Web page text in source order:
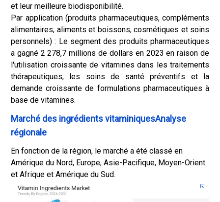
et leur meilleure biodisponibilité.
Par application (produits pharmaceutiques, compléments
alimentaires, aliments et boissons, cosmétiques et soins
personnels) : Le segment des produits pharmaceutiques
a gagné 2 278,7 millions de dollars en 2023 en raison de
l'utilisation croissante de vitamines dans les traitements
thérapeutiques, les soins de santé préventifs et la
demande croissante de formulations pharmaceutiques à
base de vitamines.
Marché des ingrédients vitaminiquesAnalyse
régionale
En fonction de la région, le marché a été classé en
Amérique du Nord, Europe, Asie-Pacifique, Moyen-Orient
et Afrique et Amérique du Sud.